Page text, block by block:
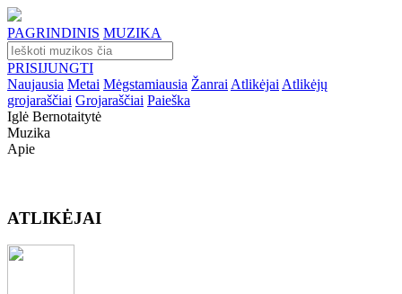
PAGRINDINIS MUZIKA
PRISIJUNGTI
Naujausia Metai Mėgstamiausia Žanrai Atlikėjai Atlikėjų
grojaraščiai Grojaraščiai Paieška
Iglė Bernotaitytė
Muzika
Apie
ATLIKĖJAI